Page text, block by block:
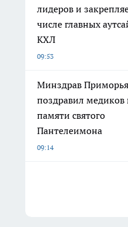
лидеров и
числе главных
КХЛ
09:53
Минздрав Приморья
поздравил медиков
памяти святого
Пантелеимона
09:14